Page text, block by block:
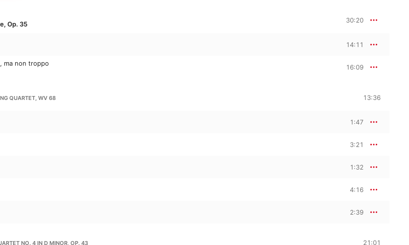
Op. 35 30:20
14:11
ma non troppo
16:09
QUARTET, WV 68 13:36
1:47
3:21
1:32
4:16
2:39
NO. 4 IN D MINOR, OP. 43 21:01